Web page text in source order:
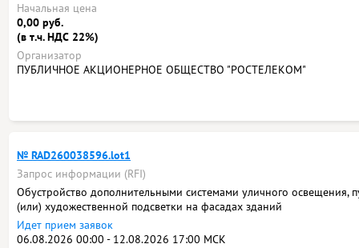
Начальная цена
0,00 руб.
(в т.ч. НДС 22%)
Организатор
ПУБЛИЧНОЕ АКЦИОНЕРНОЕ ОБЩЕСТВО "РОСТЕЛЕКОМ"
№ RAD260038596.lot1
Запрос информации (RFI)
Обустройство дополнительными системами уличного освещения,
(или) художественной подсветки на фасадах зданий
Идет прием заявок
06.08.2026 00:00 - 12.08.2026 17:00 МСК